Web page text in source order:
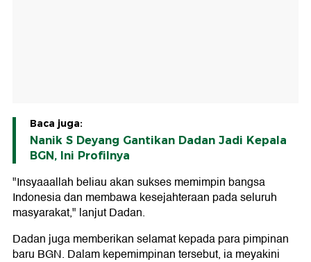
Baca juga:
Nanik S Deyang Gantikan Dadan Jadi Kepala
BGN, Ini Profilnya
"Insyaaallah beliau akan sukses memimpin bangsa
Indonesia dan membawa kesejahteraan pada seluruh
masyarakat," lanjut Dadan.
Dadan juga memberikan selamat kepada para pimpinan
baru BGN. Dalam kepemimpinan tersebut, ia meyakini